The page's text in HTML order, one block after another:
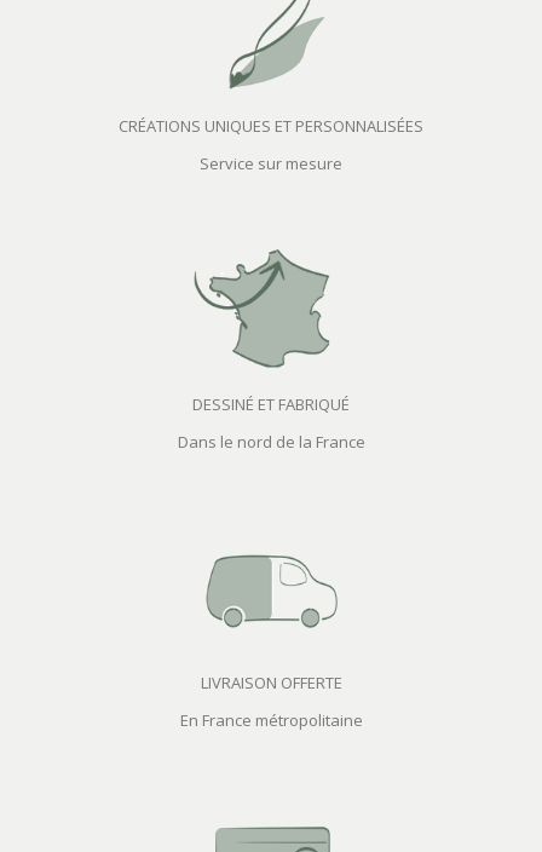
CRÉATIONS UNIQUES ET PERSONNALISÉES
Service sur mesure
DESSINÉ ET FABRIQUÉ
Dans le nord de la France
LIVRAISON OFFERTE
En France métropolitaine